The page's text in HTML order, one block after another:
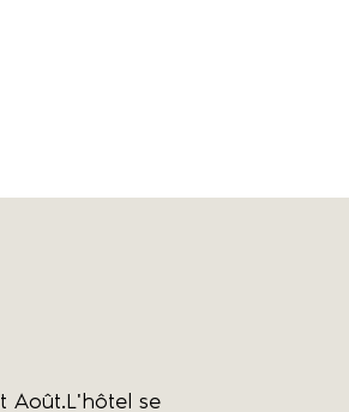
Août.L'hôtel se